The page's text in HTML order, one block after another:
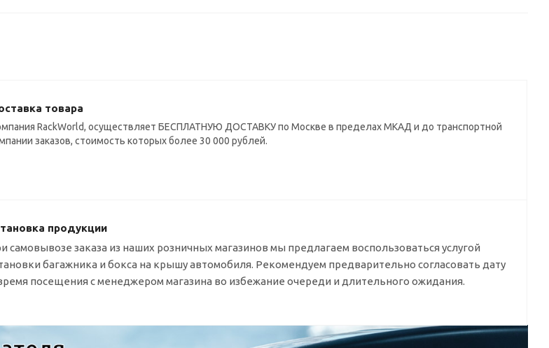
товара
RackWorld, осуществляет БЕСПЛАТНУЮ ДОСТАВКУ по Москве в пределах МКАД и до транспортной
заказов, стоимость которых более 30 000 рублей.
продукции
самовывозе заказа из наших розничных магазинов мы предлагаем воспользоваться услугой
багажника и бокса на крышу автомобиля. Рекомендуем предварительно согласовать дату
посещения с менеджером магазина во избежание очереди и длительного ожидания.